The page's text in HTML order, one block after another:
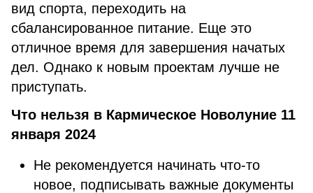
вид спорта, переходить на
сбалансированное питание. Еще это
отличное время для завершения начатых
дел. Однако к новым проектам лучше не
приступать.
Что нельзя в Кармическое Новолуние 11
января 2024
Не рекомендуется начинать что-то
новое, подписывать важные документы